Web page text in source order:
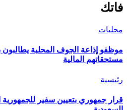
فاتك
محليات
موظفو إذاعة الجوف المحلية يطالبون
مستحقاتهم المالية
رئيسية
قرار جمهوري بتعيين سفير للجمهورية